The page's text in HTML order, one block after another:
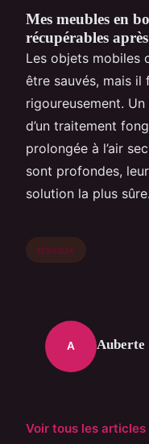
Mes meubles en
récupérables
Les objets mobiles
être sauvés, mais il
rigoureusement.
d’un traitement
prolongée à l’air
sont profondes,
solution la plus sûre.
travaux
A Auberte
Voir tous les